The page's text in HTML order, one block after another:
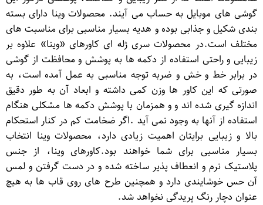
گوشی های موبایل به حساب می آیند. محصولات وینا دارای بسته
بندی شکیل و جذابی بوده و هدیه بسیار مناسبی برای مناسبت های
مختلف است.در محصولات سری ژله ای کاورهای «وینا» علاوه بر
زیبایی و راحتی استفاده از دکمه ها به پوشش و محافظت از گوشی
در برابر خط و خش و ضربه توجه مناسبی به عمل آمده است، به
صورتی که این کاور ها وزن کمی داشته و ابعاد آن به طور دقیق
اندازه گیری شده اند و و همزمان با پوشش دکمه ها مشکلی هنگام
استفاده از آنها به وجود نمی آید .اگر ضخامت کم در کنار استحکام
بالا و زیبایی برایتان اهمیت زیادی دارد، محصولات وینا انتخاب
بسیار مناسبی برای شما خواهند بود.کاورهای وینا، از جنس
پلاستیک نرم و انعطاف پذیر ساخته شده و در دست گرفتن و لمس
آن حس خوشایندی دارد و همچنین طرح های روی قاب ها به هیچ
عنوان دچار رنگ پریدگی نخواهد شد.